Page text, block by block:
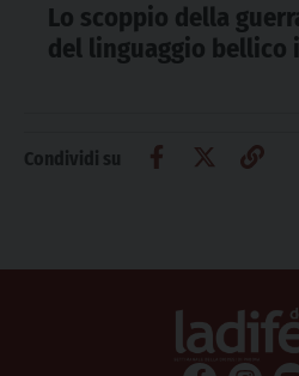
Lo scoppio della
del linguaggio bellico
Condividi su